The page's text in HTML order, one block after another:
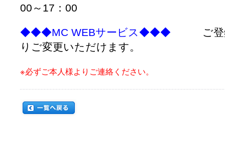
00～17：00
◆◆◆MC WEBサービス◆◆◆ ご登録
りご変更いただけます。
※必ずご本人様よりご連絡ください。